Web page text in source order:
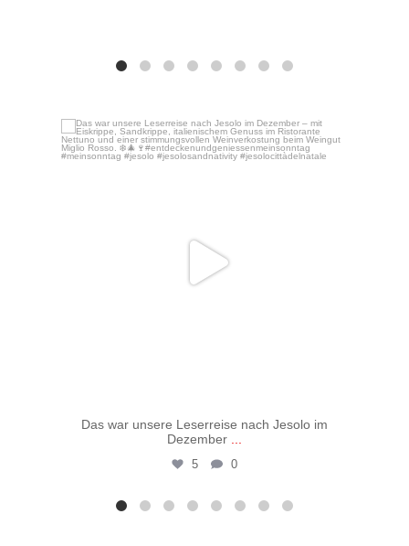
Dez. 16
Das war unsere Leserreise nach Jesolo im
Dezember
5 0